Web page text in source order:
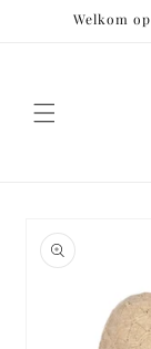
naar deWelkom
direct naar